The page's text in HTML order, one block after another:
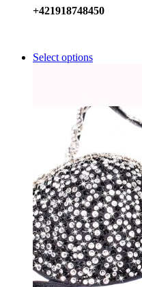
+421918748450
Select options